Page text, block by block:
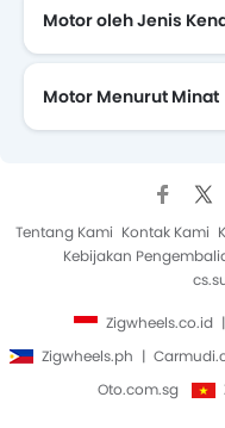
Motor oleh Jenis
Motor Menurut Minat
Tentang Kami Kontak Kami
Kebijakan
Zigwheels.co.id
Zigwheels.ph
Oto.com.sg